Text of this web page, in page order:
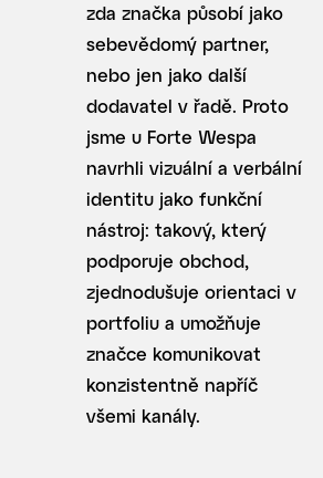
zda značka působí jako
sebevědomý partner,
nebo jen jako další
dodavatel v řadě. Proto
jsme u Forte Wespa
navrhli vizuální a verbální
identitu jako funkční
nástroj: takový, který
podporuje obchod,
zjednodušuje orientaci v
portfoliu a umožňuje
značce komunikovat
konzistentně napříč
všemi kanály.